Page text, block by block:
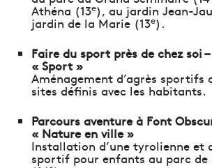
Athéna (13e), au jardin Jean-
jardin de la Marie (13e).
Faire du sport près de chez soi
« Sport »
Aménagement d’agrès sportifs
sites définis avec les habitants.
Parcours aventure à Font
« Nature en ville »
Installation d’une tyrolienne et
sportif pour enfants au parc de